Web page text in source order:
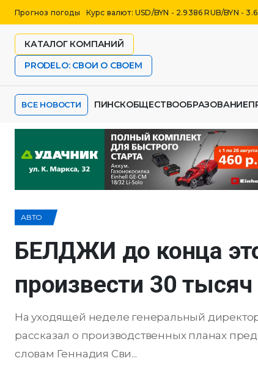
Прогноз погоды Курс валют: USD/BYN - 2.9386 RUB/BYN -
КАТАЛОГ КОМПАНИЙ
PRODELO: СВОИ О СВОЕМ
ВСЕ НОВОСТИ ПИНСКОБЩЕСТВООБРАЗОВАНИЕ
АВТО
БЕЛДЖИ до конца
произвести 30
На уходящей неделе генеральный
рассказал о производственных планах
словам Геннадия Сви...